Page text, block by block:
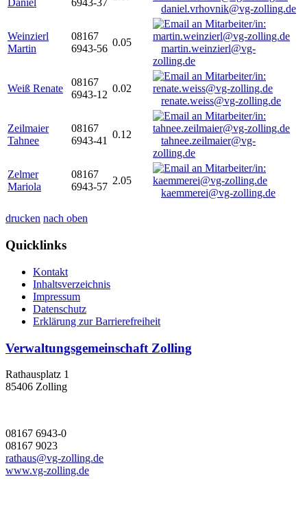
Daniel
6943-37
daniel.vrhovnik@vg-zolling.de
Weinzierl
Martin
08167
6943-56
0.05
martin.weinzierl@vg-
zolling.de
Weiß Renate
08167
6943-12
0.02
renate.weiss@vg-zolling.de
Zeilmaier
Tahnee
08167
6943-41
0.12
tahnee.zeilmaier@vg-
zolling.de
Zelmer
Mariola
08167
6943-57
2.05
kaemmerei@vg-zolling.de
drucken nach oben
Quicklinks
Kontakt
Inhaltsverzeichnis
Impressum
Datenschutz
Erklärung zur Barrierefreiheit
Verwaltungsgemeinschaft Zolling
Rathausplatz 1
85406 Zolling
08167 6943-0
08167 9023
rathaus@vg-zolling.de
www.vg-zolling.de